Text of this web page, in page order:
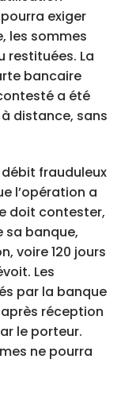
exiger
les sommes
restituées. La
bancaire
a été
distance, sans
frauduleux
l’opération a
doit contester,
sa banque,
voire 120 jours
Les
par la banque
réception
le porteur.
ne pourra